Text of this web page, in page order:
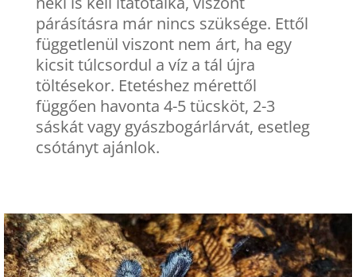
párásításra már nincs szüksége. Ettől
függetlenül viszont nem árt, ha egy
kicsit túlcsordul a víz a tál újra
töltésekor. Etetéshez mérettől
függően havonta 4-5 tücsköt, 2-3
sáskát vagy gyászbogárlárvát, esetleg
csótányt ajánlok.